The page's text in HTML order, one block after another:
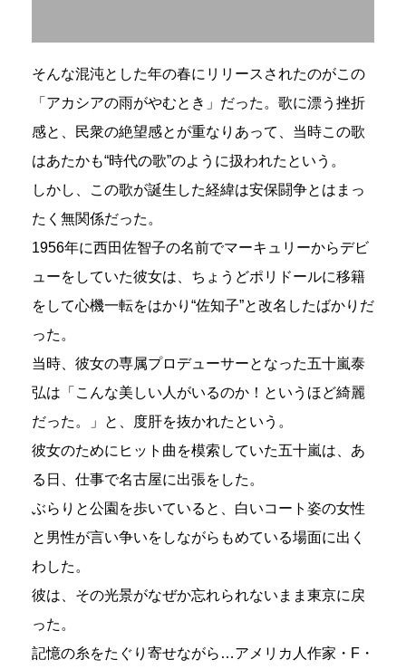
そんな混沌とした年の春にリリースされたのがこの
「アカシアの雨がやむとき」だった。歌に漂う挫折
感と、民衆の絶望感とが重なりあって、当時この歌
はあたかも“時代の歌”のように扱われたという。
しかし、この歌が誕生した経緯は安保闘争とはまっ
たく無関係だった。
1956年に西田佐智子の名前でマーキュリーからデビ
ューをしていた彼女は、ちょうどポリドールに移籍
をして心機一転をはかり“佐知子”と改名したばかりだ
った。
当時、彼女の専属プロデューサーとなった五十嵐泰
弘は「こんな美しい人がいるのか！というほど綺麗
だった。」と、度肝を抜かれたという。
彼女のためにヒット曲を模索していた五十嵐は、あ
る日、仕事で名古屋に出張をした。
ぶらりと公園を歩いていると、白いコート姿の女性
と男性が言い争いをしながらもめている場面に出く
わした。
彼は、その光景がなぜか忘れられないまま東京に戻
った。
記憶の糸をたぐり寄せながら…アメリカ人作家・F・